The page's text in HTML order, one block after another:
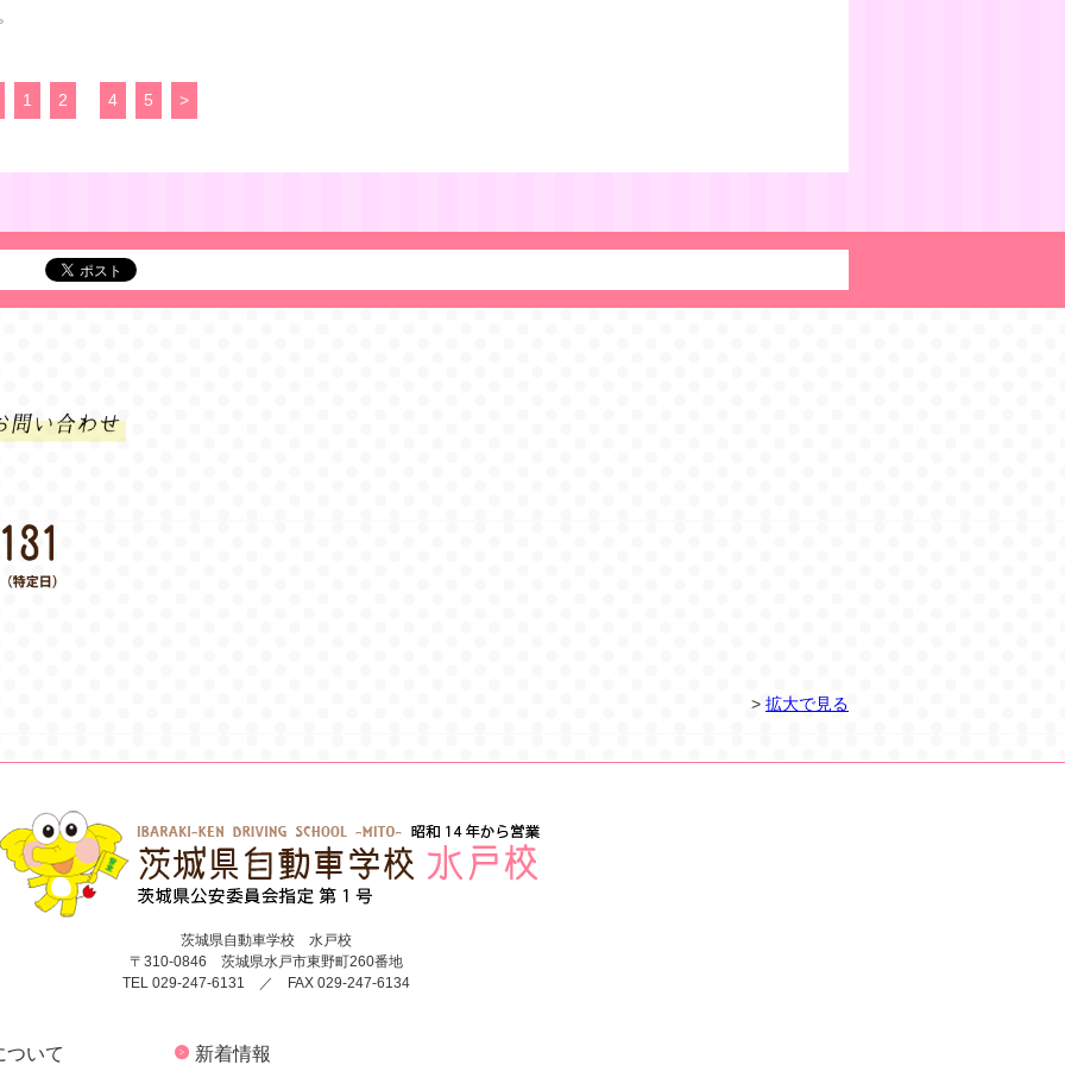
1 2 4 5 >
> 拡大で見る
茨城県自動車学校 水戸校
〒310-0846 茨城県水戸市東野町260番地
TEL 029-247-6131 ／ FAX 029-247-6134
ついて 新着情報